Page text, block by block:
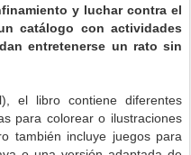
y luchar contra el
catálogo con actividades
entretenerse un rato sin
el libro contiene diferentes
para colorear o ilustraciones
también incluye juegos para